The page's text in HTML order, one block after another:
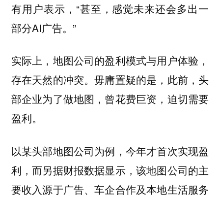
有用户表示，“甚至，感觉未来还会多出一
部分AI广告。”
实际上，地图公司的盈利模式与用户体验，
存在天然的冲突。毋庸置疑的是，此前，头
部企业为了做地图，曾花费巨资，迫切需要
盈利。
以某头部地图公司为例，今年才首次实现盈
利，而另据财报数据显示，该地图公司的主
要收入源于广告、车企合作及本地生活服务